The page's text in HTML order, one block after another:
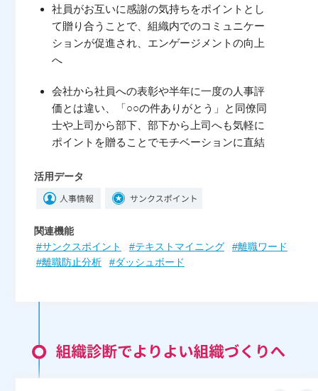
社員がお互いに感謝の気持ちをポイントとし
て贈り合うことで、組織内でのコミュニケー
ションが促進され、エンゲージメントの向上
へ
会社から社員への表彰や半年に一度の人事評
価とは違い、「○○の件ありがとう」と同僚同
士や上司から部下、部下から上司へも気軽に
ポイントを贈ることでモチベーションに直結
活用データ
関連機能
#サンクスポイント
#テキストマイニング
#離職ワード
#離職防止分析
#ダッシュボード